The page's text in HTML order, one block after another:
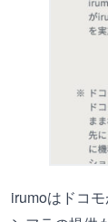
irumoはドコ